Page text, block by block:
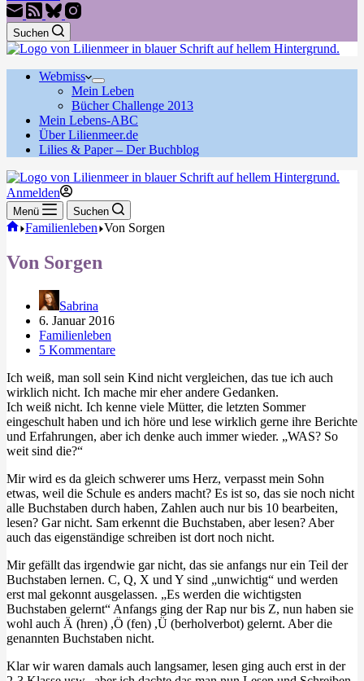
Suchen
Webmiss
Mein Leben
Bücher Challenge 2013
Mein Lebens-ABC
Über Lilienmeer.de
Lilies & Paper – Der Buchblog
Anmelden
Menü Suchen
Start
Familienleben Von Sorgen
Von Sorgen
Sabrina
6. Januar 2016
Familienleben
5 Kommentare
Ich weiß, man soll sein Kind nicht vergleichen, das tue ich auch
wirklich nicht. Ich mache mir eher andere Gedanken.
Ich weiß nicht. Ich kenne viele Mütter, die letzten Sommer
eingeschult haben und ich höre und lese wirklich gerne ihre Berichte
und Erfahrungen, aber ich denke auch immer wieder. „WAS? So
weit sind die?“
Mir wird es da gleich schwerer ums Herz, verpasst mein Sohn
etwas, weil die Schule es anders macht? Es ist so, das sie noch nicht
alle Buchstaben durch haben, Zahlen auch nur bis 10 bearbeiten,
lesen? Gar nicht. Sam erkennt die Buchstaben, aber lesen? Aber
auch das eigenständige schreiben ist dort noch nicht.
Mir gefällt das irgendwie gar nicht, das sie anfangs nur ein Teil der
Buchstaben lernen. C, Q, X und Y sind „unwichtig“ und werden
erst mal gekonnt ausgelassen. „Es werden die wichtigsten
Buchstaben gelernt“ Anfangs ging der Rap nur bis Z, nun haben sie
wohl auch Ä (hren) ,Ö (fen) ,Ü (berholverbot) gelernt. Aber die
genannten Buchstaben nicht.
Klar wir waren damals auch langsamer, lesen ging auch erst in der